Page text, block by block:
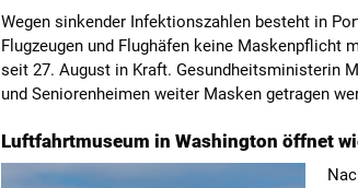
Wegen sinkender Infektionszahlen besteht in
Flugzeugen und Flughäfen keine Maskenpflicht
seit 27. August in Kraft. Gesundheitsministerin
und Seniorenheimen weiter Masken getragen
Luftfahrtmuseum in Washington öffnet